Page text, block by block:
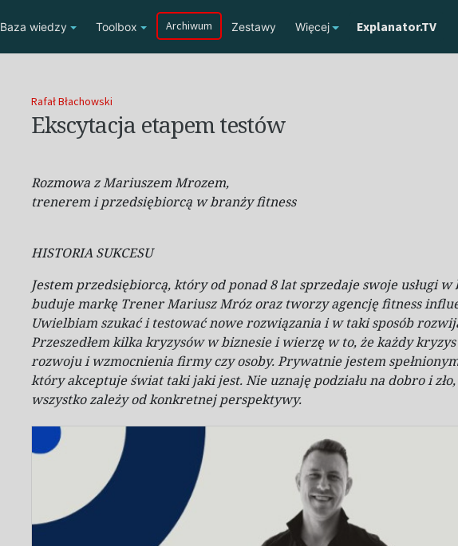
Baza wiedzy Toolbox Archiwum Zestawy Więcej Explanator.TV
Rafał Błachowski
Ekscytacja etapem testów
RozmowazMariuszem Mrozem,
treneremiprzedsiębiorcą wbranży fitness
HISTORIA SUKCESU
Jestem przedsiębiorcą, który od ponad 8 lat sprzedaje swoje usługi w
buduje markę Trener Mariusz Mróz oraz tworzy agencję fitness
Uwielbiam szukać i testować nowe rozwiązania i w taki sposób
Przeszedłem kilka kryzysów wbiznesie i wierzę w to, że każdy
rozwoju i wzmocnienia firmy czy osoby. Prywatnie jestem
który akceptuje świat taki jaki jest. Nie uznaję podziału na dobro i
wszystko zależy od konkretnej perspektywy.